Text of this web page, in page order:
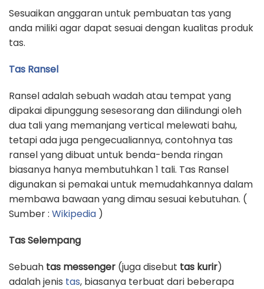
Sesuaikan anggaran untuk pembuatan tas yang
anda miliki agar dapat sesuai dengan kualitas produk
tas.
Tas Ransel
Ransel adalah sebuah wadah atau tempat yang
dipakai dipunggung sesesorang dan dilindungi oleh
dua tali yang memanjang vertical melewati bahu,
tetapi ada juga pengecualiannya, contohnya tas
ransel yang dibuat untuk benda-benda ringan
biasanya hanya membutuhkan 1 tali. Tas Ransel
digunakan si pemakai untuk memudahkannya dalam
membawa bawaan yang dimau sesuai kebutuhan. (
Sumber : Wikipedia )
Tas Selempang
Sebuah tas messenger (juga disebut tas kurir)
adalah jenis tas, biasanya terbuat dari beberapa